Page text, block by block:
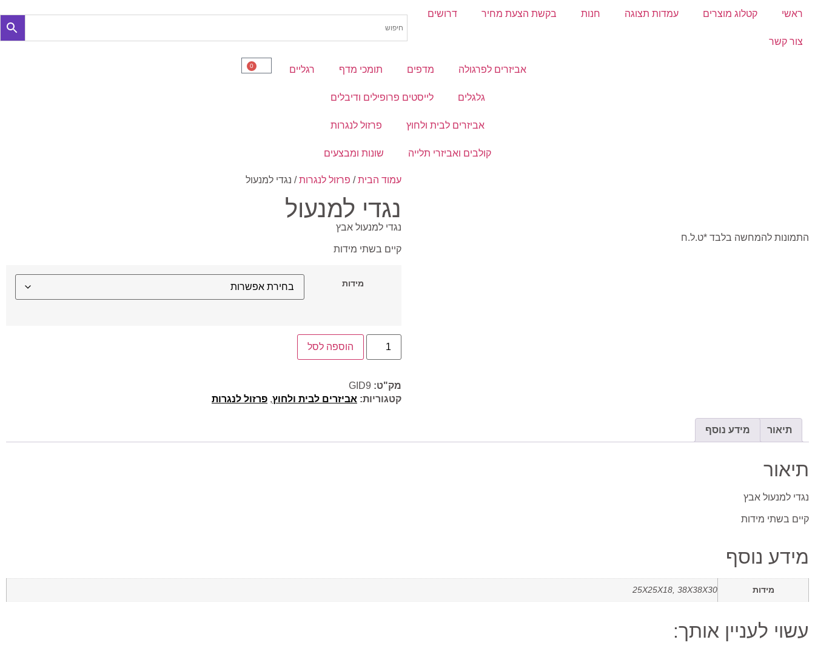
ראשי קטלוג מוצרים עמדות תצוגה חנות בקשת הצעת מחיר דרושים
צור קשר
אביזרים לפרגולה מדפים תומכי מדף רגליים
גלגלים לייסטים פרופילים ודיבלים
אביזרים לבית ולחוץ פרזול לנגרות
קולבים ואביזרי תלייה שונות ומבצעים
0
התמונות להמחשה בלבד *ט.ל.ח
עמוד הבית/ פרזול לנגרות/ נגדי למנעול
נגדי למנעול
נגדי למנעול אבץ
קיים בשתי מידות
מידות
הוספה לסל
מק"ט: GID9
קטגוריות: אביזרים לבית ולחוץ, פרזול לנגרות
תיאור מידע נוסף
תיאור
נגדי למנעול אבץ
קיים בשתי מידות
מידע נוסף
מידות 25X25X18, 38X38X30
עשוי לעניין אותך: